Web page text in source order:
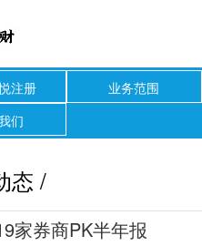
注册
业务范围
们
态 /
家券商PK半年报